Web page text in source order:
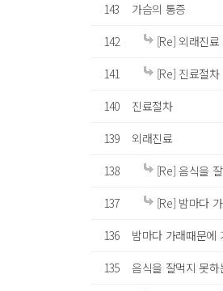
143
가슴의 통증
142
[Re] 외래진료
141
[Re] 진료절차
140
진료절차
139
외래진료
138
[Re] 음식을
137
[Re] 밤마다
136
밤마다 가래때문에
135
음식을 잘먹지 못하